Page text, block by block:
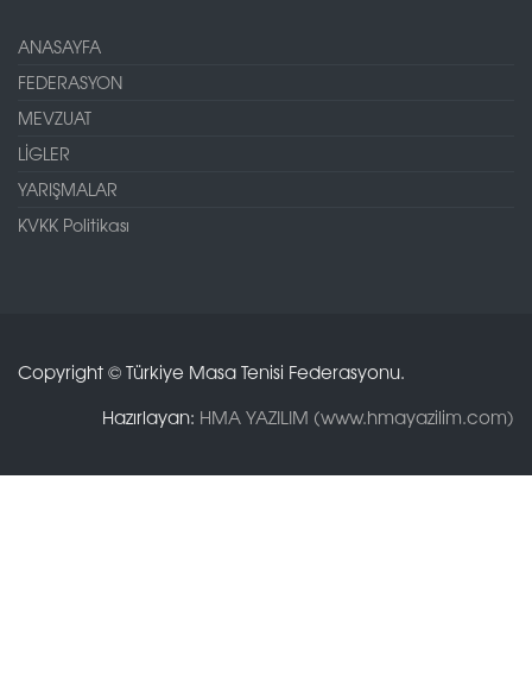
ANASAYFA
FEDERASYON
MEVZUAT
LİGLER
YARIŞMALAR
KVKK Politikası
Copyright © Türkiye Masa Tenisi Federasyonu.
Hazırlayan: HMA YAZILIM (www.hmayazilim.com)